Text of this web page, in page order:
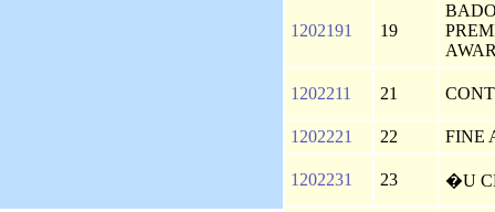
1202191 19
1202211 21
1202221 22 FINE
1202231 23 �U